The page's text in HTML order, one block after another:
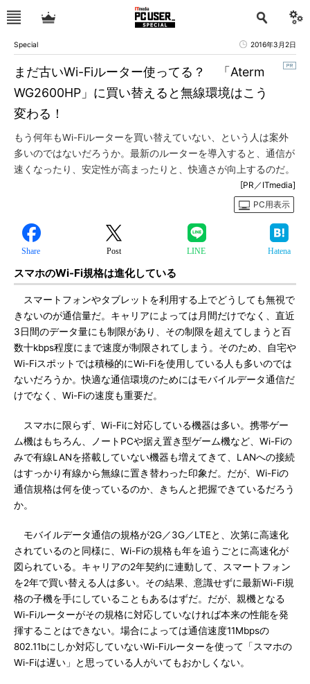
Special 2016年3月2日
まだ古いWi-Fiルーター使ってる？ 「Aterm
WG2600HP」に買い替えると無線環境はこう
変わる！
もう何年もWi-Fiルーターを買い替えていない、という人は案外
多いのではないだろうか。最新のルーターを導入すると、通信が
速くなったり、安定性が高まったりと、快適さが向上するのだ。
[PR／ITmedia]
PC用表示
Share Post LINE Hatena
スマホのWi-Fi規格は進化している
スマートフォンやタブレットを利用する上でどうしても無視で
きないのが通信量だ。キャリアによっては月間だけでなく、直近
3日間のデータ量にも制限があり、その制限を超えてしまうと百
数十kbps程度にまで速度が制限されてしまう。そのため、自宅や
Wi-Fiスポットでは積極的にWi-Fiを使用している人も多いのでは
ないだろうか。快適な通信環境のためにはモバイルデータ通信だ
けでなく、Wi-Fiの速度も重要だ。
スマホに限らず、Wi-Fiに対応している機器は多い。携帯ゲー
ム機はもちろん、ノートPCや据え置き型ゲーム機など、Wi-Fiの
みで有線LANを搭載していない機器も増えてきて、LANへの接続
はすっかり有線から無線に置き替わった印象だ。だが、Wi-Fiの
通信規格は何を使っているのか、きちんと把握できているだろう
か。
モバイルデータ通信の規格が2G／3G／LTEと、次第に高速化
されているのと同様に、Wi-Fiの規格も年を追うごとに高速化が
図られている。キャリアの2年契約に連動して、スマートフォン
を2年で買い替える人は多い。その結果、意識せずに最新Wi-Fi規
格の子機を手にしていることもあるはずだ。だが、親機となる
Wi-Fiルーターがその規格に対応していなければ本来の性能を発
揮することはできない。場合によっては通信速度11Mbpsの
802.11bにしか対応していないWi-Fiルーターを使って「スマホの
Wi-Fiは遅い」と思っている人がいてもおかしくない。